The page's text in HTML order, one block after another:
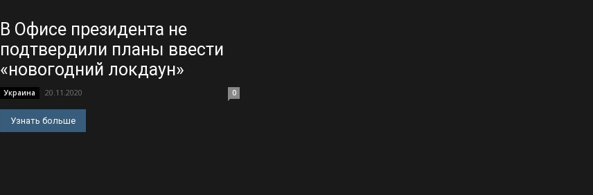
В Офисе президента не
подтвердили планы ввести
«новогодний локдаун»
Украина 20.11.2020 0
Узнать больше